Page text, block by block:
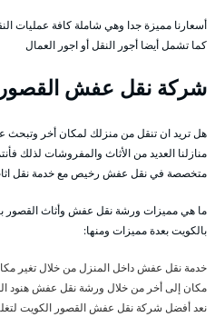
أسعارنا مميزة جدا وهي شاملة كافة عمليات
كما تشمل أيضا أجور النقل أو اجور العمال
شركة نقل عفش القصور
هل تريد ان تنقل من منزلك لمكان أخر
منازلنا العديد من الأثاث والمفروشات لذلك
متخصصة في نقل عفش رخيص مع خدمة نقل
ما هي مميزات ورشة نقل عفش وأثاث القصور
بالكويت بعدة مميزات ومنها:
خدمة نقل عفش داخل المنزل من خلال تغير
مكان إلى أخر من خلال ورشة نقل عفش هنود
نعد أفضل شركة نقل عفش القصور الكويت